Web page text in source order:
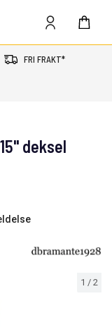
FRI FRAKT*
1 / 2
deksel